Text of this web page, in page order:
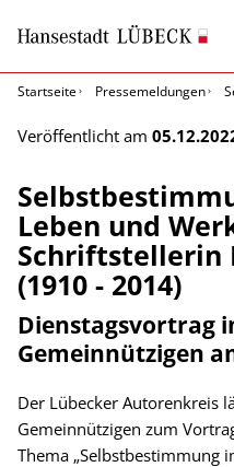
Startseite
Pressemeldungen
Veröffentlicht am
Leben und
Schriftstellerin
(1910 - 2014)
Dienstagsvortrag
Gemeinnützigen
Der Lübecker Autorenkreis
Gemeinnützigen zum
Thema „Selbstbestimmung